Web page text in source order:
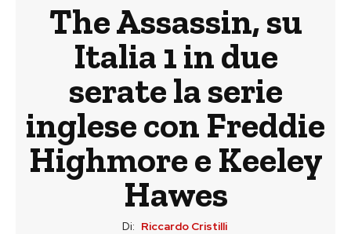
The Assassin, su
Italia 1 in due
serate la serie
inglese con Freddie
Highmore e Keeley
Hawes
Di: Riccardo Cristilli